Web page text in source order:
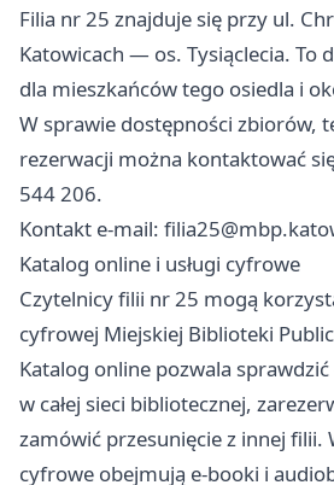
Filia nr 25 znajduje się przy ul.
Katowicach — os. Tysiąclecia. To
dla mieszkańców tego osiedla i
W sprawie dostępności zbiorów,
rezerwacji można kontaktować
544 206.
Kontakt e-mail:
Katalog online i usługi cyfrowe
Czytelnicy filii nr 25 mogą
cyfrowej Miejskiej Biblioteki
Katalog online pozwala
w całej sieci bibliotecznej,
zamówić przesunięcie z innej filii.
cyfrowe obejmują e-booki i